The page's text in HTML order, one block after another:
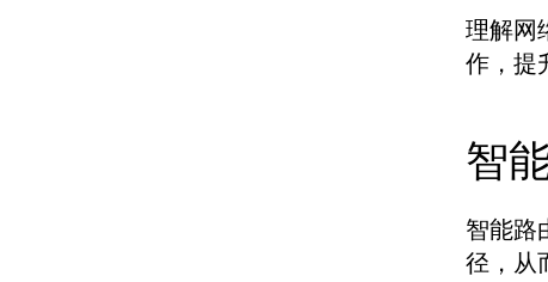
理解网
作，提
智
智能路
径，从